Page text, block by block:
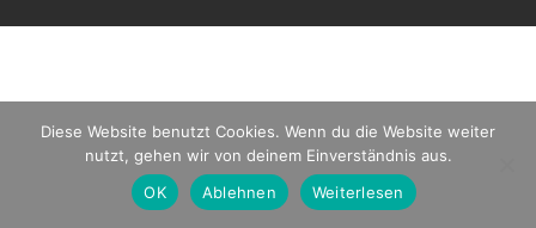
Diese Website benutzt Cookies. Wenn du die Website weiter
nutzt, gehen wir von deinem Einverständnis aus.
OK
Ablehnen Weiterlesen